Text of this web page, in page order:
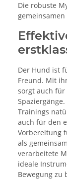
Die robuste
Der Hund ist
Freund. Mit
sorgt auch
Trainings
auch für den
Vorbereitung
als
verarbeitete
ideale
Bewegung zu